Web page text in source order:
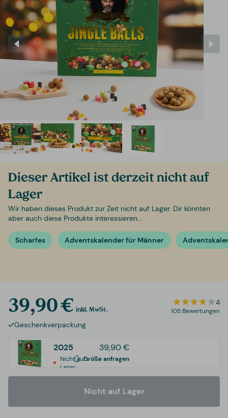
Dieser Artikel ist derzeit nicht auf
Lager
Wir haben dieses Produkt zur Zeit nicht auf Lager. Dir könnten
aber auch diese Produkte interessieren...
Scharfes Adventskalender für Männer
39,90 € inkl. MwSt.
4
105 Bewertungen
Geschenkverpackung
2025 39,90 €
Nicht auf
Lager
Größe anfragen
Nicht auf Lager